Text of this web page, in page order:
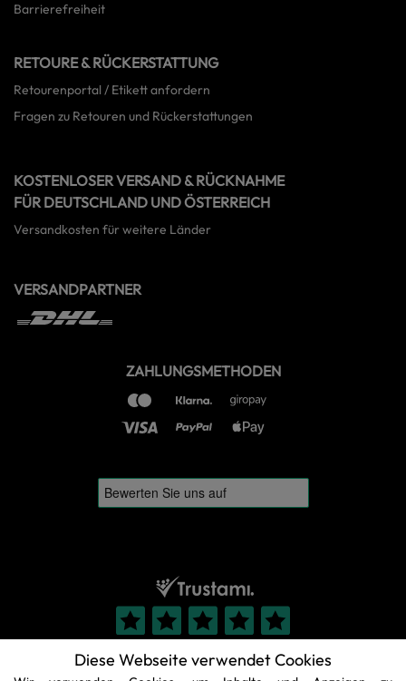
Diese Webseite verwendet Cookies
Barrierefreiheit
RETOURE & RÜCKERSTATTUNG
Retourenportal / Etikett anfordern
Fragen zu Retouren und Rückerstattungen
KOSTENLOSER VERSAND & RÜCKNAHME
FÜR DEUTSCHLAND UND ÖSTERREICH
Versandkosten für weitere Länder
VERSANDPARTNER
ZAHLUNGSMETHODEN